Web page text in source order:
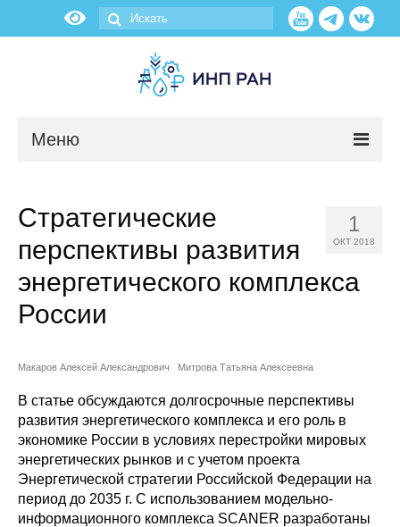
Меню
О нас
Научные подразделения
Сотрудники
Отчетность
Противодействие коррупции
1
ОКТ 2018
Стратегические
перспективы развития
энергетического комплекса
России
Макаров Алексей Александрович Митрова Татьяна Алексеевна
В статье обсуждаются долгосрочные перспективы
развития энергетического комплекса и его роль в
экономике России в условиях перестройки мировых
энергетических рынков и с учетом проекта
Энергетической стратегии Российской Федерации на
период до 2035 г. С использованием модельно-
информационного комплекса SCANER разработаны